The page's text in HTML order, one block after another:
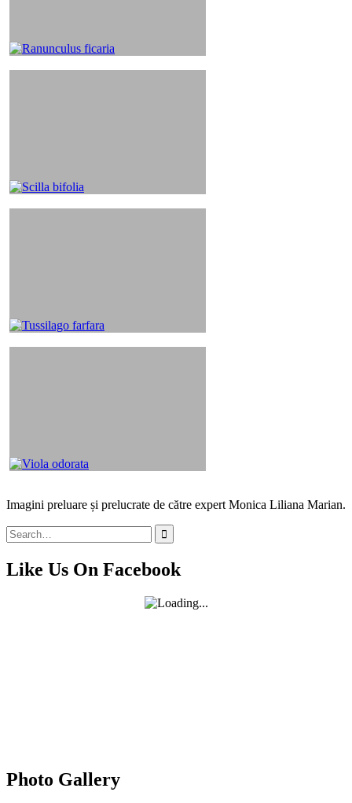
Imagini preluare și prelucrate de către expert Monica Liliana Marian.
Search
for:
Like Us On Facebook
Photo Gallery